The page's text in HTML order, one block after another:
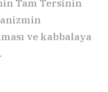
Tam Tersinin
ve kabbalaya